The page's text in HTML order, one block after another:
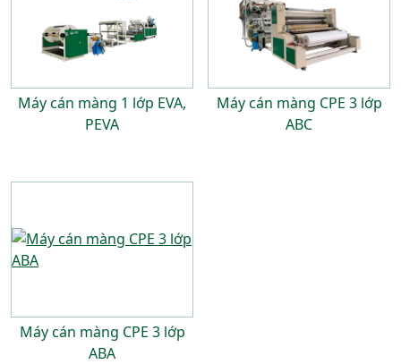
Máy cán màng 1 lớp EVA,
PEVA
Máy cán màng CPE 3 lớp
ABC
Máy cán màng CPE 3 lớp
ABA